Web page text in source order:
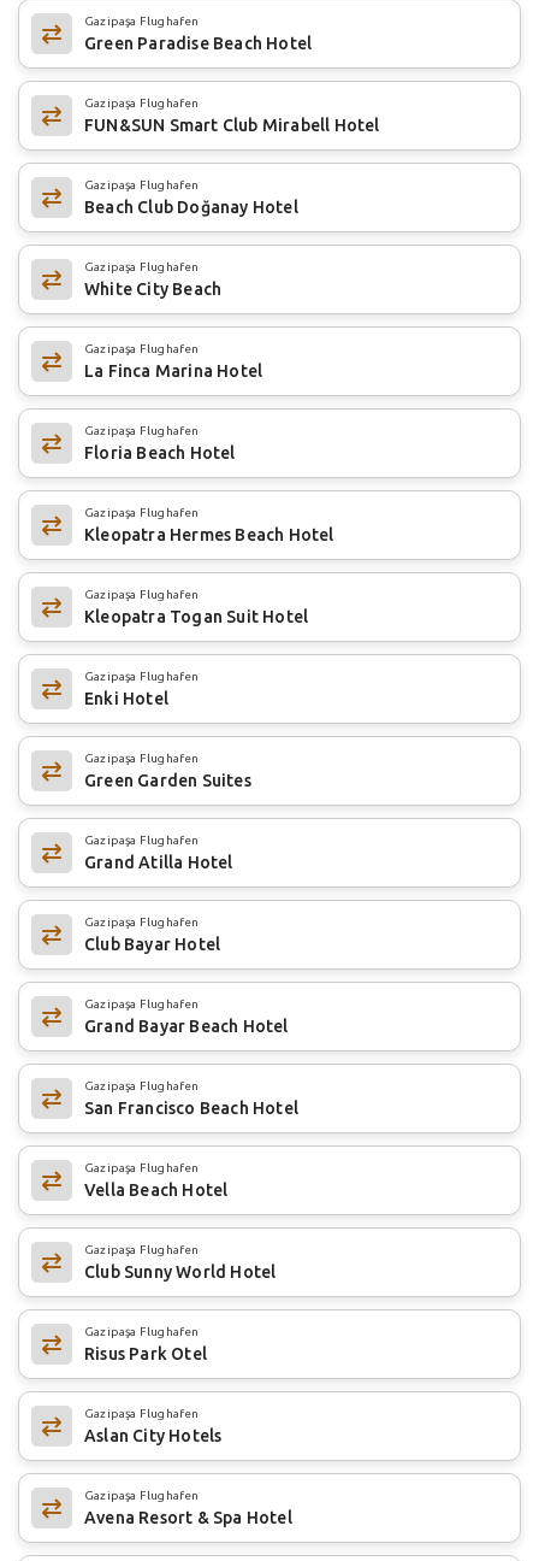
Gazipaşa Flughafen
Green Paradise Beach Hotel
Gazipaşa Flughafen
FUN&SUN Smart Club Mirabell Hotel
Gazipaşa Flughafen
Beach Club Doğanay Hotel
Gazipaşa Flughafen
White City Beach
Gazipaşa Flughafen
La Finca Marina Hotel
Gazipaşa Flughafen
Floria Beach Hotel
Gazipaşa Flughafen
Kleopatra Hermes Beach Hotel
Gazipaşa Flughafen
Kleopatra Togan Suit Hotel
Gazipaşa Flughafen
Enki Hotel
Gazipaşa Flughafen
Green Garden Suites
Gazipaşa Flughafen
Grand Atilla Hotel
Gazipaşa Flughafen
Club Bayar Hotel
Gazipaşa Flughafen
Grand Bayar Beach Hotel
Gazipaşa Flughafen
San Francisco Beach Hotel
Gazipaşa Flughafen
Vella Beach Hotel
Gazipaşa Flughafen
Club Sunny World Hotel
Gazipaşa Flughafen
Risus Park Otel
Gazipaşa Flughafen
Aslan City Hotels
Gazipaşa Flughafen
Avena Resort & Spa Hotel